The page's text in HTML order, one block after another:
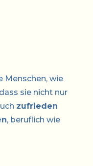
Menschen, wie
sie nicht nur
zufrieden
, beruflich wie